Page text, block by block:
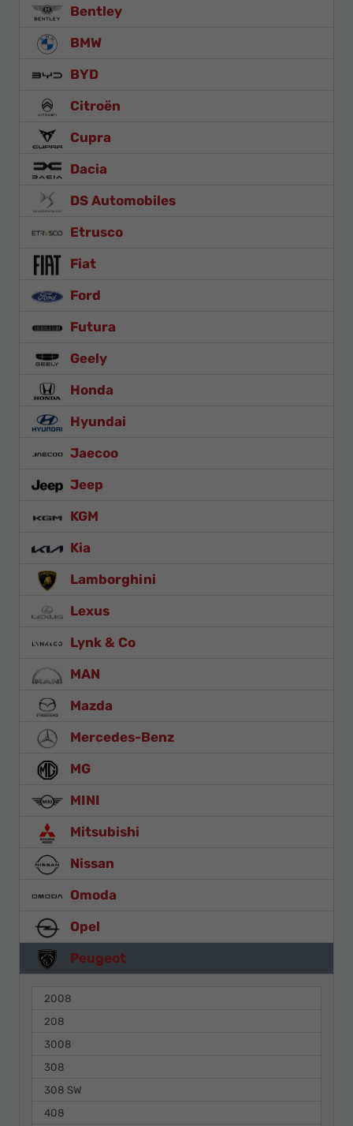
Bentley
BMW
BYD
Citroën
Cupra
Dacia
DS Automobiles
Etrusco
Fiat
Ford
Futura
Geely
Honda
Hyundai
Jaecoo
Jeep
KGM
Kia
Lamborghini
Lexus
Lynk & Co
MAN
Mazda
Mercedes-Benz
MG
MINI
Mitsubishi
Nissan
Omoda
Opel
Peugeot
2008
208
3008
308
308 SW
408